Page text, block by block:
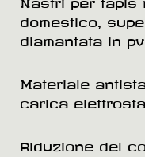
domestico,
diamantata in
Materiale
carica
Riduzione del